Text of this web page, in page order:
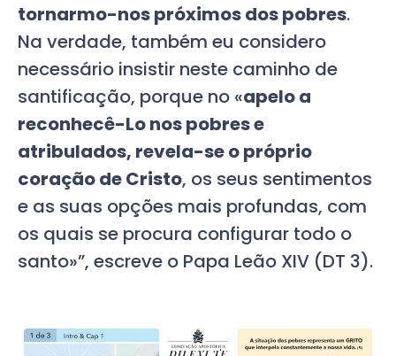
tornarmo-nos próximos dos pobres.
Na verdade, também eu considero
necessário insistir neste caminho de
santificação, porque no «apelo a
reconhecê-Lo nos pobres e
atribulados, revela-se o próprio
coração de Cristo, os seus sentimentos
e as suas opções mais profundas, com
os quais se procura configurar todo o
santo»”, escreve o Papa Leão XIV (DT 3).